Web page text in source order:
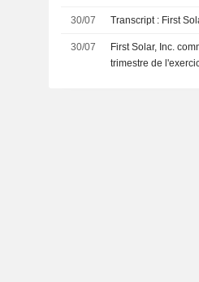
30/07 Transcript : First
30/07
First Solar, Inc.
trimestre de